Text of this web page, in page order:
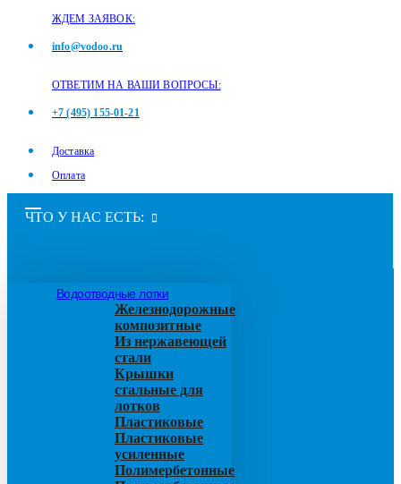
ЖДЕМ ЗАЯВОК:
info@vodoo.ru
ОТВЕТИМ НА ВАШИ ВОПРОСЫ:
+7 (495) 155-01-21
Доставка
Оплата
ЧТО У НАС ЕСТЬ:
Водоотводные лотки
Железнодорожные
композитные
Из нержавеющей
стали
Крышки
стальные для
лотков
Пластиковые
Пластиковые
усиленные
Полимербетонные